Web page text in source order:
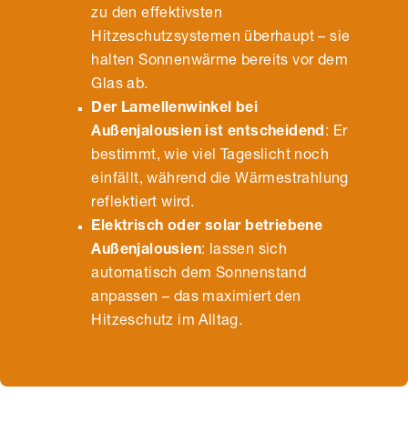
zu den effektivsten
Hitzeschutzsystemen überhaupt – sie
halten Sonnenwärme bereits vor dem
Glas ab.
Der Lamellenwinkel bei
Außenjalousien ist entscheidend: Er
bestimmt, wie viel Tageslicht noch
einfällt, während die Wärmestrahlung
reflektiert wird.
Elektrisch oder solar betriebene
Außenjalousien: lassen sich
automatisch dem Sonnenstand
anpassen – das maximiert den
Hitzeschutz im Alltag.